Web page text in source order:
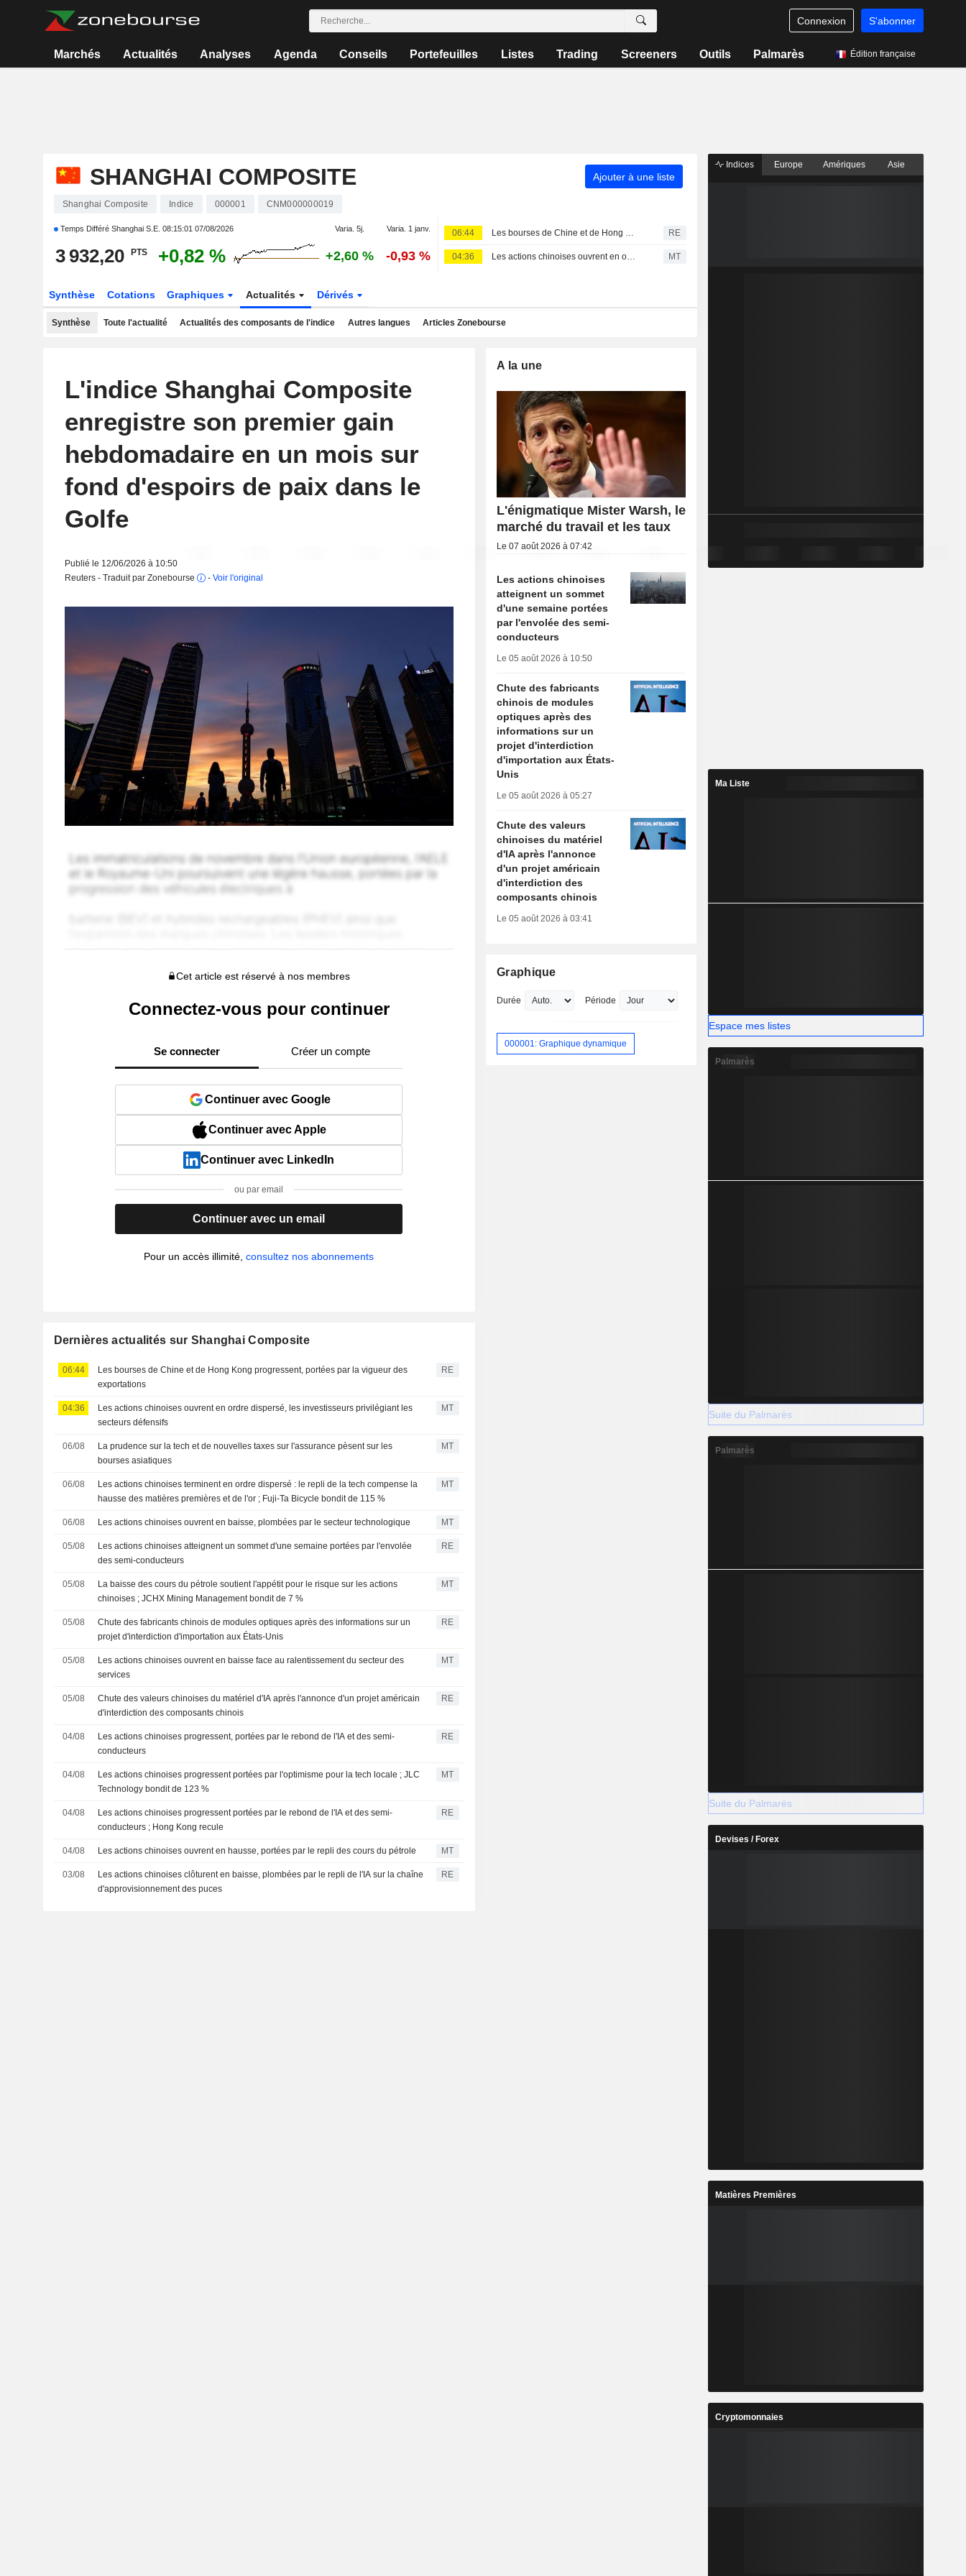
Connexion S'abonner
Marchés Actualités Analyses Agenda Conseils Portefeuilles Listes Trading Screeners Outils Palmarès Édition française
SHANGHAI COMPOSITE Ajouter à une liste
Shanghai Composite Indice 000001 CNM000000019
Temps Différé Shanghai S.E. 08:15:01 07/08/2026 Varia. 5j. Varia. 1 janv.
3 932,20 PTS +0,82 % +2,60 % -0,93 %
06:44 Les bourses de Chine et de Hong Kong progressent, portées par la vigueur des exportations RE
04:36 Les actions chinoises ouvrent en ordre dispersé, les investisseurs privilégiant les secteurs défensifs MT
Synthèse Cotations Graphiques Actualités Dérivés
Synthèse Toute l'actualité Actualités des composants de l'indice Autres langues Articles Zonebourse
L'indice Shanghai Composite
enregistre son premier gain
hebdomadaire en un mois sur
fond d'espoirs de paix dans le
Golfe
Publié le 12/06/2026 à 10:50
Reuters - Traduit par Zonebourse
- Voir l'original
Cet article est réservé à nos membres
Connectez-vous pour continuer
Se connecter Créer un compte
Continuer avec Google
Continuer avec Apple
Continuer avec LinkedIn
ou par email
Continuer avec un email
Pour un accès illimité,consultez nos abonnements
Dernières actualités sur Shanghai Composite
06:44
Les bourses de Chine et de Hong Kong progressent, portées par la vigueur des
exportations
RE
04:36
Les actions chinoises ouvrent en ordre dispersé, les investisseurs privilégiant les
secteurs défensifs
MT
06/08
La prudence sur la tech et de nouvelles taxes sur l'assurance pèsent sur les
bourses asiatiques
MT
06/08
Les actions chinoises terminent en ordre dispersé : le repli de la tech compense la
hausse des matières premières et de l'or ; Fuji-Ta Bicycle bondit de 115 %
MT
06/08 Les actions chinoises ouvrent en baisse, plombées par le secteur technologique MT
05/08
Les actions chinoises atteignent un sommet d'une semaine portées par l'envolée
des semi-conducteurs
RE
05/08
La baisse des cours du pétrole soutient l'appétit pour le risque sur les actions
chinoises ; JCHX Mining Management bondit de 7 %
MT
05/08
Chute des fabricants chinois de modules optiques après des informations sur un
projet d'interdiction d'importation aux États-Unis
RE
05/08
Les actions chinoises ouvrent en baisse face au ralentissement du secteur des
services
MT
05/08
Chute des valeurs chinoises du matériel d'IA après l'annonce d'un projet américain
d'interdiction des composants chinois
RE
04/08
Les actions chinoises progressent, portées par le rebond de l'IA et des semi-
conducteurs
RE
04/08
Les actions chinoises progressent portées par l'optimisme pour la tech locale ; JLC
Technology bondit de 123 %
MT
04/08
Les actions chinoises progressent portées par le rebond de l'IA et des semi-
conducteurs ; Hong Kong recule
RE
04/08 Les actions chinoises ouvrent en hausse, portées par le repli des cours du pétrole MT
03/08
Les actions chinoises clôturent en baisse, plombées par le repli de l'IA sur la chaîne
d'approvisionnement des puces
RE
A la une
L'énigmatique Mister Warsh, le
marché du travail et les taux
Le 07 août 2026 à 07:42
Les actions chinoises
atteignent un sommet
d'une semaine portées
par l'envolée des semi-
conducteurs
Le 05 août 2026 à 10:50
Chute des fabricants
chinois de modules
optiques après des
informations sur un
projet d'interdiction
d'importation aux États-
Unis
Le 05 août 2026 à 05:27
Chute des valeurs
chinoises du matériel
d'IA après l'annonce
d'un projet américain
d'interdiction des
composants chinois
Le 05 août 2026 à 03:41
Graphique
Durée Période
000001: Graphique dynamique
Indices Europe Amériques Asie
Ma Liste
Espace mes listes
Palmarès
Suite du Palmarès
Palmarès
Suite du Palmarès
Devises / Forex
Matières Premières
Cryptomonnaies